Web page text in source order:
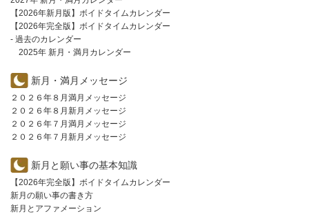
【2026年新月版】ボイドタイムカレンダー
【2026年完全版】ボイドタイムカレンダー
- 過去のカレンダー
2025年 新月・満月カレンダー
新月・満月メッセージ
２０２６年８月満月メッセージ
２０２６年８月新月メッセージ
２０２６年７月満月メッセージ
２０２６年７月新月メッセージ
新月と願い事の基本知識
【2026年完全版】ボイドタイムカレンダー
新月の願い事の書き方
新月とアファメーション